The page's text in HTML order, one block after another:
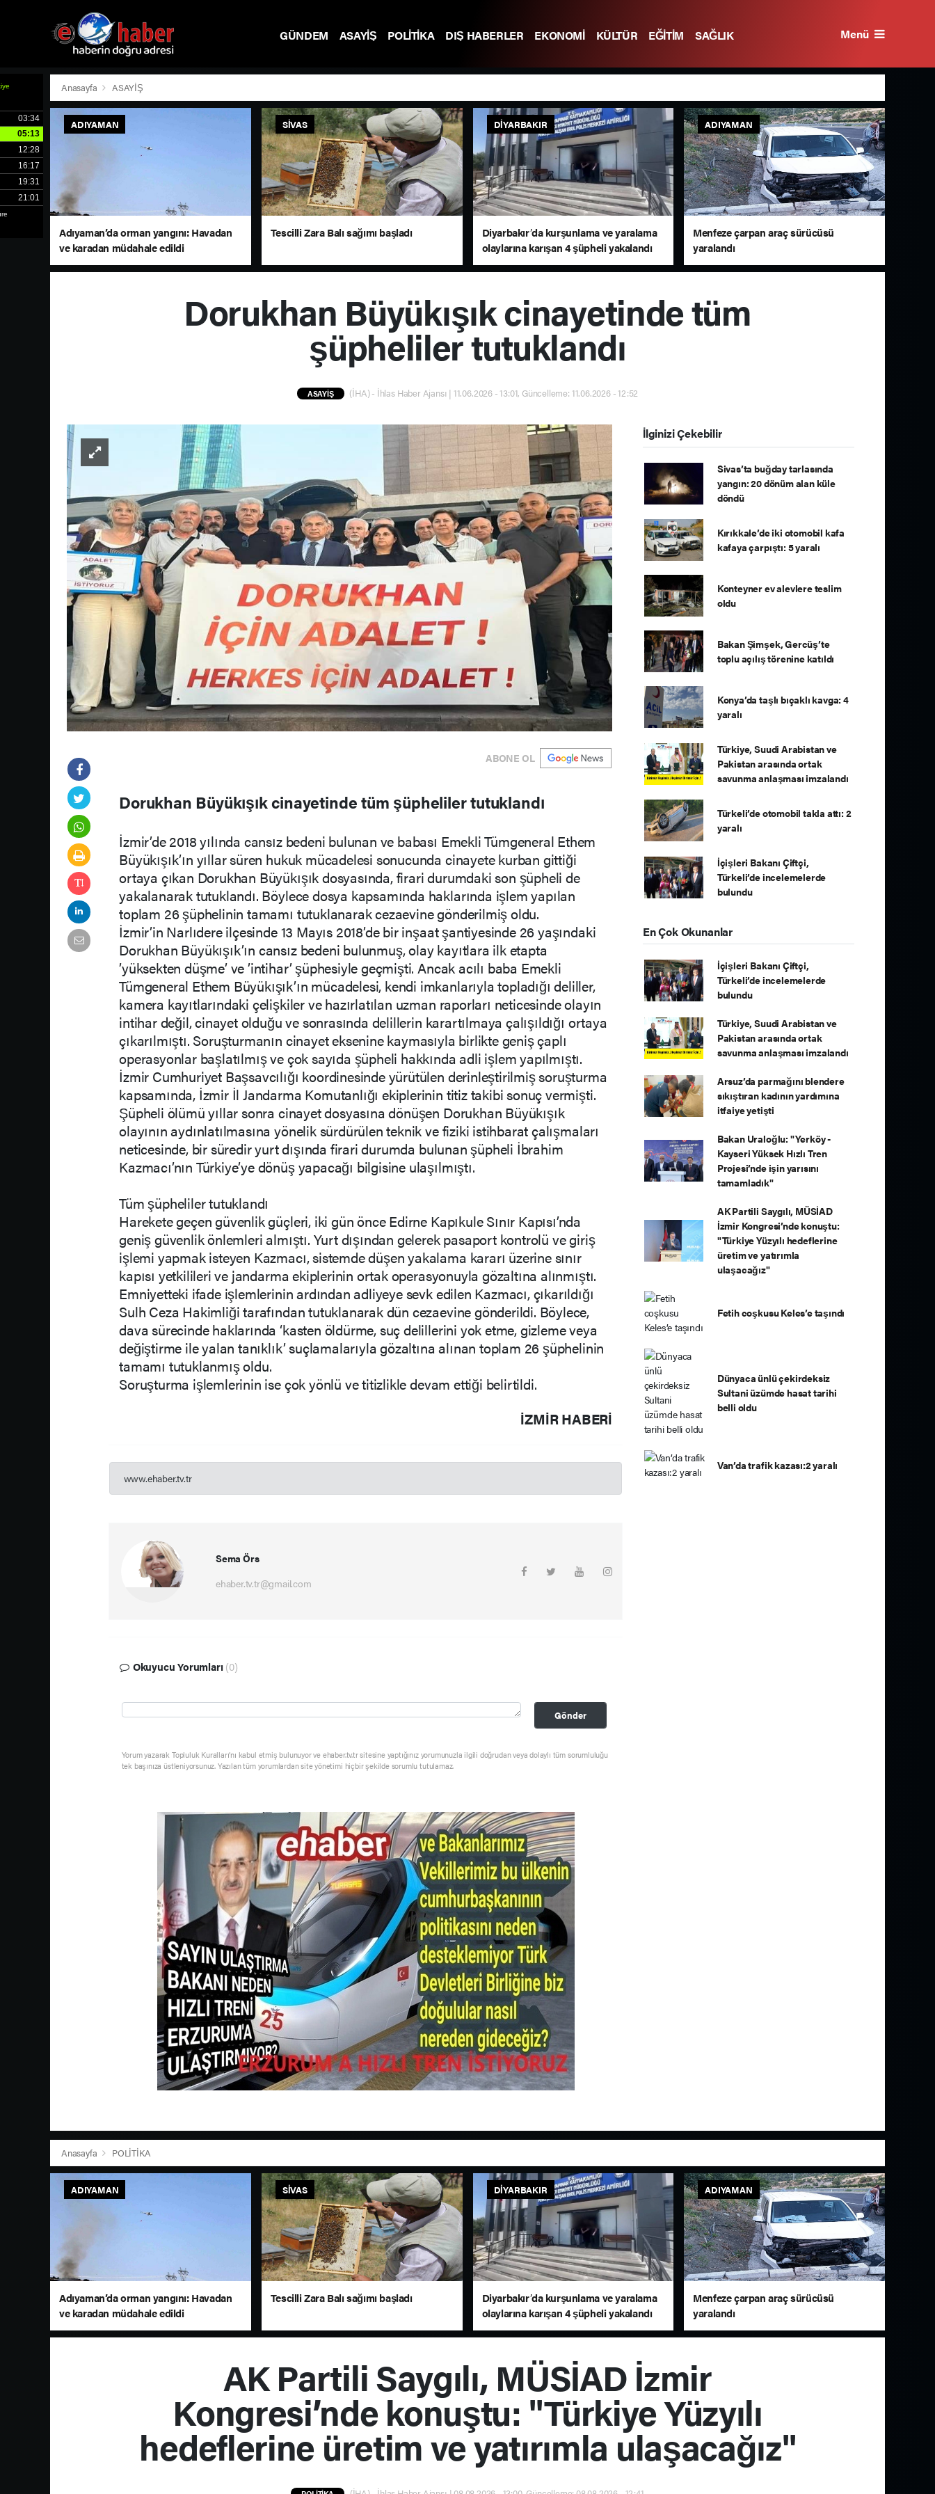
GÜNDEM ASAYİŞ POLİTİKA DIŞ HABERLER EKONOMİ KÜLTÜR EĞİTİM
SAĞLIK
Menü
Anasayfa ASAYİŞ
ADIYAMAN
Adıyaman’da orman yangını: Havadan
ve karadan müdahale edildi
SIVAS
Tescilli Zara Balı sağımı başladı
DIYARBAKIR
Diyarbakır’da kurşunlama ve yaralama
olaylarına karışan 4 şüpheli yakalandı
ADIYAMAN
Menfeze çarpan araç sürücüsü
yaralandı
Dorukhan Büyükışık cinayetinde tüm
şüpheliler tutuklandı
ASAYİŞ (İHA) - İhlas Haber Ajansı | 11.06.2026 - 13:01, Güncelleme: 11.06.2026 - 12:52
ABONE OL
Dorukhan Büyükışık cinayetinde tüm şüpheliler tutuklandı
İzmir’de 2018 yılında cansız bedeni bulunan ve babası Emekli Tümgeneral Ethem
Büyükışık’ın yıllar süren hukuk mücadelesi sonucunda cinayete kurban gittiği
ortaya çıkan Dorukhan Büyükışık dosyasında, firari durumdaki son şüpheli de
yakalanarak tutuklandı. Böylece dosya kapsamında haklarında işlem yapılan
toplam 26 şüphelinin tamamı tutuklanarak cezaevine gönderilmiş oldu.
İzmir’in Narlıdere ilçesinde 13 Mayıs 2018’de bir inşaat şantiyesinde 26 yaşındaki
Dorukhan Büyükışık’ın cansız bedeni bulunmuş, olay kayıtlara ilk etapta
’yüksekten düşme’ ve ’intihar’ şüphesiyle geçmişti. Ancak acılı baba Emekli
Tümgeneral Ethem Büyükışık’ın mücadelesi, kendi imkanlarıyla topladığı deliller,
kamera kayıtlarındaki çelişkiler ve hazırlatılan uzman raporları neticesinde olayın
intihar değil, cinayet olduğu ve sonrasında delillerin karartılmaya çalışıldığı ortaya
çıkarılmıştı. Soruşturmanın cinayet eksenine kaymasıyla birlikte geniş çaplı
operasyonlar başlatılmış ve çok sayıda şüpheli hakkında adli işlem yapılmıştı.
İzmir Cumhuriyet Başsavcılığı koordinesinde yürütülen derinleştirilmiş soruşturma
kapsamında, İzmir İl Jandarma Komutanlığı ekiplerinin titiz takibi sonuç vermişti.
Şüpheli ölümü yıllar sonra cinayet dosyasına dönüşen Dorukhan Büyükışık
olayının aydınlatılmasına yönelik sürdürülen teknik ve fiziki istihbarat çalışmaları
neticesinde, bir süredir yurt dışında firari durumda bulunan şüpheli İbrahim
Kazmacı’nın Türkiye’ye dönüş yapacağı bilgisine ulaşılmıştı.
Tüm şüpheliler tutuklandı
Harekete geçen güvenlik güçleri, iki gün önce Edirne Kapıkule Sınır Kapısı’nda
geniş güvenlik önlemleri almıştı. Yurt dışından gelerek pasaport kontrolü ve giriş
işlemi yapmak isteyen Kazmacı, sistemde düşen yakalama kararı üzerine sınır
kapısı yetkilileri ve jandarma ekiplerinin ortak operasyonuyla gözaltına alınmıştı.
Emniyetteki ifade işlemlerinin ardından adliyeye sevk edilen Kazmacı, çıkarıldığı
Sulh Ceza Hakimliği tarafından tutuklanarak dün cezaevine gönderildi. Böylece,
dava sürecinde haklarında ‘kasten öldürme, suç delillerini yok etme, gizleme veya
değiştirme ile yalan tanıklık’ suçlamalarıyla gözaltına alınan toplam 26 şüphelinin
tamamı tutuklanmış oldu.
Soruşturma işlemlerinin ise çok yönlü ve titizlikle devam ettiği belirtildi.
İZMIR HABERİ
www.ehaber.tv.tr
Sema Örs
ehaber.tv.tr@gmail.com
Okuyucu Yorumları (0)
Gönder
Yorum yazarak Topluluk Kuralları’nı kabul etmiş bulunuyor ve ehaber.tv.tr sitesine yaptığınız yorumunuzla ilgili doğrudan veya dolaylı tüm sorumluluğu
tek başınıza üstleniyorsunuz. Yazılan tüm yorumlardan site yönetimi hiçbir şekilde sorumlu tutulamaz.
İlginizi Çekebilir
Sivas’ta buğday tarlasında
yangın: 20 dönüm alan küle
döndü
Kırıkkale’de iki otomobil kafa
kafaya çarpıştı: 5 yaralı
Konteyner ev alevlere teslim
oldu
Bakan Şimşek, Gercüş’te
toplu açılış törenine katıldı
Konya’da taşlı bıçaklı kavga: 4
yaralı
Türkiye, Suudi Arabistan ve
Pakistan arasında ortak
savunma anlaşması imzalandı
Türkeli’de otomobil takla attı: 2
yaralı
İçişleri Bakanı Çiftçi,
Türkeli’de incelemelerde
bulundu
En Çok Okunanlar
İçişleri Bakanı Çiftçi,
Türkeli’de incelemelerde
bulundu
Türkiye, Suudi Arabistan ve
Pakistan arasında ortak
savunma anlaşması imzalandı
Arsuz’da parmağını blendere
sıkıştıran kadının yardımına
itfaiye yetişti
Bakan Uraloğlu: "Yerköy -
Kayseri Yüksek Hızlı Tren
Projesi’nde işin yarısını
tamamladık"
AK Partili Saygılı, MÜSİAD
İzmir Kongresi’nde konuştu:
"Türkiye Yüzyılı hedeflerine
üretim ve yatırımla
ulaşacağız"
Fetih coşkusu Keles’e taşındı
Dünyaca ünlü çekirdeksiz
Sultani üzümde hasat tarihi
belli oldu
Van’da trafik kazası:2 yaralı
Anasayfa POLİTİKA
ADIYAMAN
Adıyaman’da orman yangını: Havadan
ve karadan müdahale edildi
SIVAS
Tescilli Zara Balı sağımı başladı
DIYARBAKIR
Diyarbakır’da kurşunlama ve yaralama
olaylarına karışan 4 şüpheli yakalandı
ADIYAMAN
Menfeze çarpan araç sürücüsü
yaralandı
AK Partili Saygılı, MÜSİAD İzmir
Kongresi’nde konuştu: "Türkiye Yüzyılı
hedeflerine üretim ve yatırımla ulaşacağız"